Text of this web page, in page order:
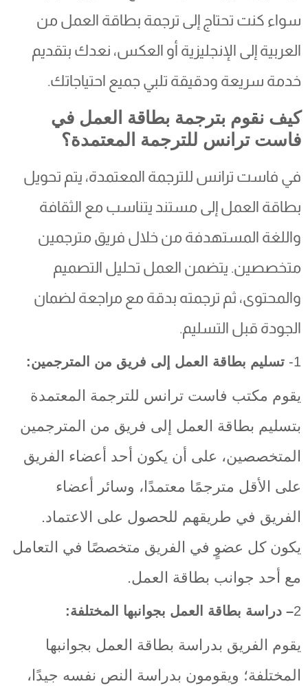
سواء كنت تحتاج إلى ترجمة بطاقة العمل من
العربية إلى الإنجليزية أو العكس، نعدك بتقديم
خدمة سريعة ودقيقة تلبي جميع احتياجاتك.
كيف نقوم بترجمة بطاقة العمل في
فاست ترانس للترجمة المعتمدة؟
في فاست ترانس للترجمة المعتمدة، يتم تحويل
بطاقة العمل إلى مستند يتناسب مع الثقافة
واللغة المستهدفة من خلال فريق مترجمين
متخصصين. يتضمن العمل تحليل التصميم
والمحتوى، ثم ترجمته بدقة مع مراجعة لضمان
الجودة قبل التسليم.
1- تسليم بطاقة العمل إلى فريق من المترجمين:
يقوم مكتب فاست ترانس للترجمة المعتمدة
بتسليم بطاقة العمل إلى فريق من المترجمين
المتخصصين، على أن يكون أحد أعضاء الفريق
على الأقل مترجمًا معتمدًا، وسائر أعضاء
الفريق في طريقهم للحصول على الاعتماد.
يكون كل عضوٍ في الفريق متخصصًا في التعامل
مع أحد جوانب بطاقة العمل.
2– دراسة بطاقة العمل بجوانبها المختلفة:
يقوم الفريق بدراسة بطاقة العمل بجوانبها
المختلفة؛ ويقومون بدراسة النص نفسه جيدًا،